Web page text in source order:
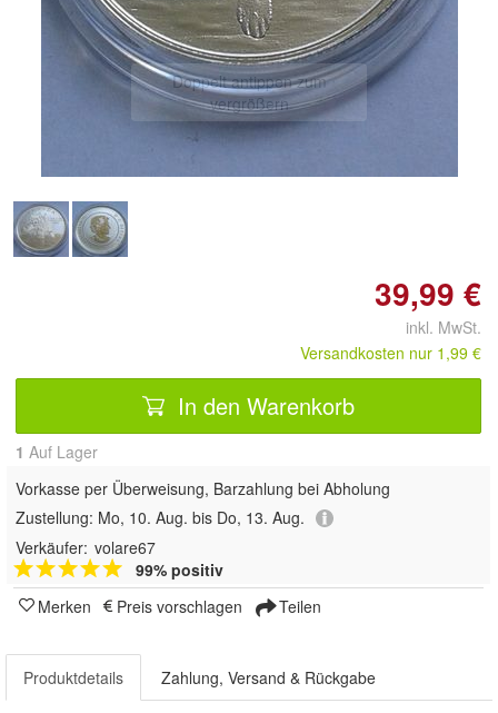
Doppelt antippen zum
vergrößern
39,99 €
inkl. MwSt.
Versandkosten nur 1,99 €
In den Warenkorb
1 Auf Lager
Vorkasse per Überweisung, Barzahlung bei Abholung
Zustellung: Mo, 10. Aug. bis Do, 13. Aug.
Verkäufer: volare67
99% positiv
Merken
Preis vorschlagen Teilen
Produktdetails Zahlung, Versand & Rückgabe